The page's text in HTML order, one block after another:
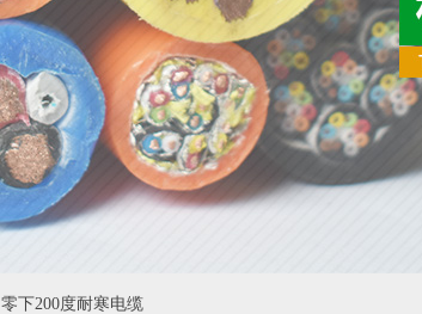
零下200度耐寒电缆